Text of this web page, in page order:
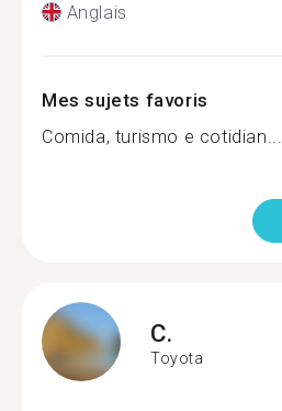
Anglais
Mes sujets favoris
Comida, turismo e cotidian...
C.
Toyota